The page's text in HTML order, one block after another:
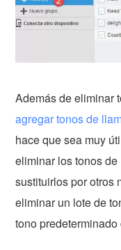
Además de eliminar
agregar tonos de
hace que sea muy
eliminar los tonos
sustituirlos por otros
eliminar un lote de
tono